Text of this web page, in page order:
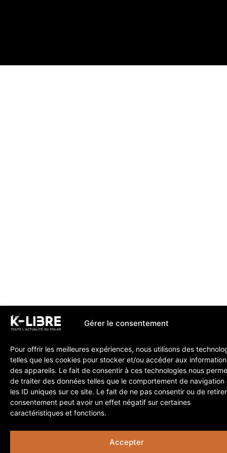
Gérer le consentement
Pour offrir les meilleures expériences, nous utilisons des
telles que les cookies pour stocker et/ou accéder aux
des appareils. Le fait de consentir à ces technologies nous
de traiter des données telles que le comportement de navigation
les ID uniques sur ce site. Le fait de ne pas consentir ou de
consentement peut avoir un effet négatif sur certaines
caractéristiques et fonctions.
Accepter